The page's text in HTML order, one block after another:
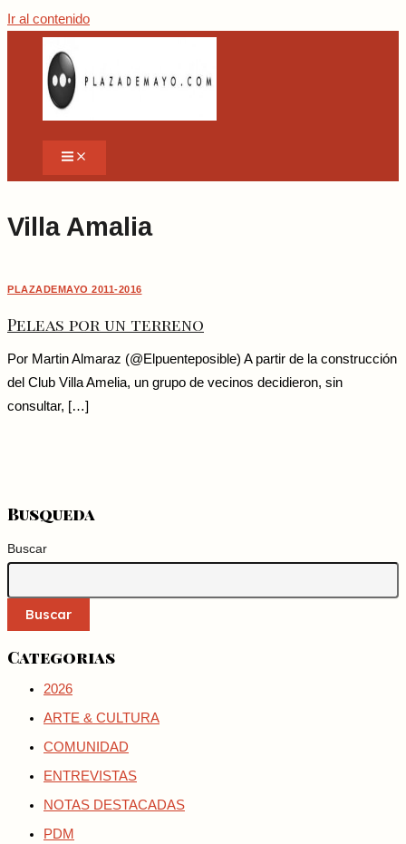
Ir al contenido
Villa Amalia
PLAZADEMAYO 2011-2016
Peleas por un terreno
Por Martin Almaraz (@Elpuenteposible) A partir de la construcción
del Club Villa Amelia, un grupo de vecinos decidieron, sin
consultar, […]
Busqueda
Buscar
Buscar
Categorias
2026
ARTE & CULTURA
COMUNIDAD
ENTREVISTAS
NOTAS DESTACADAS
PDM